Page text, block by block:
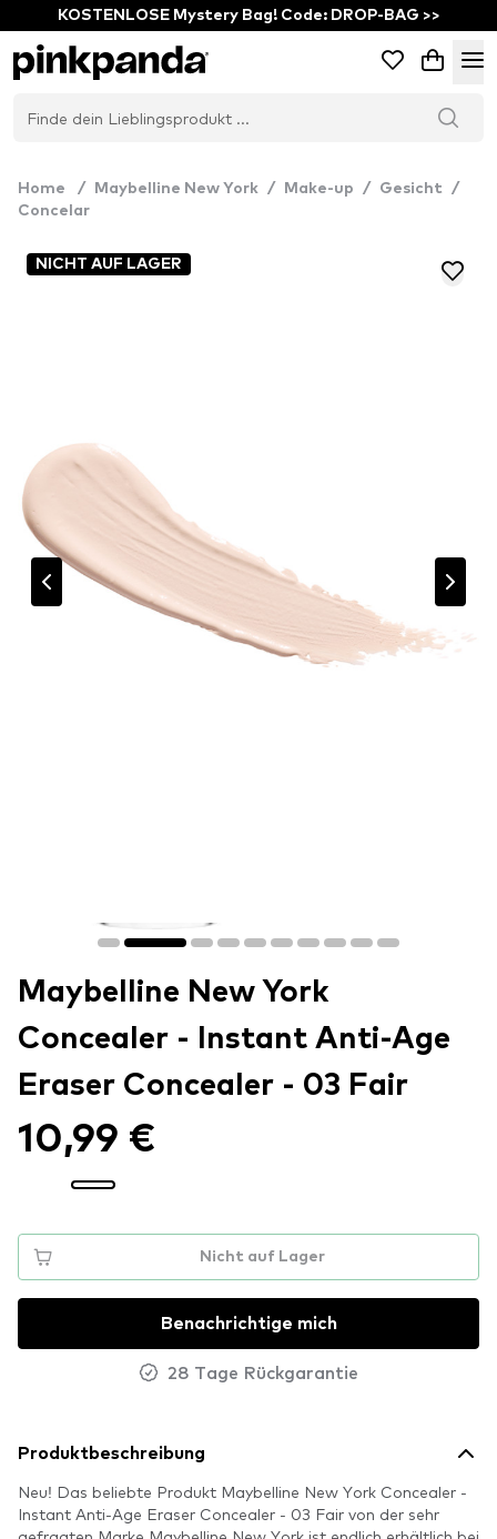
KOSTENLOSE Mystery Bag! Code: DROP-BAG >>
Home / Maybelline New York / Make-up / Gesicht
/
Concelar
NICHT AUF LAGER
Maybelline New York
Concealer - Instant Anti-Age
Eraser Concealer - 03 Fair
10,99 €
Nicht auf Lager
Benachrichtige mich
28 Tage Rückgarantie
Produktbeschreibung
Neu! Das beliebte Produkt Maybelline New York Concealer -
Instant Anti-Age Eraser Concealer - 03 Fair von der sehr